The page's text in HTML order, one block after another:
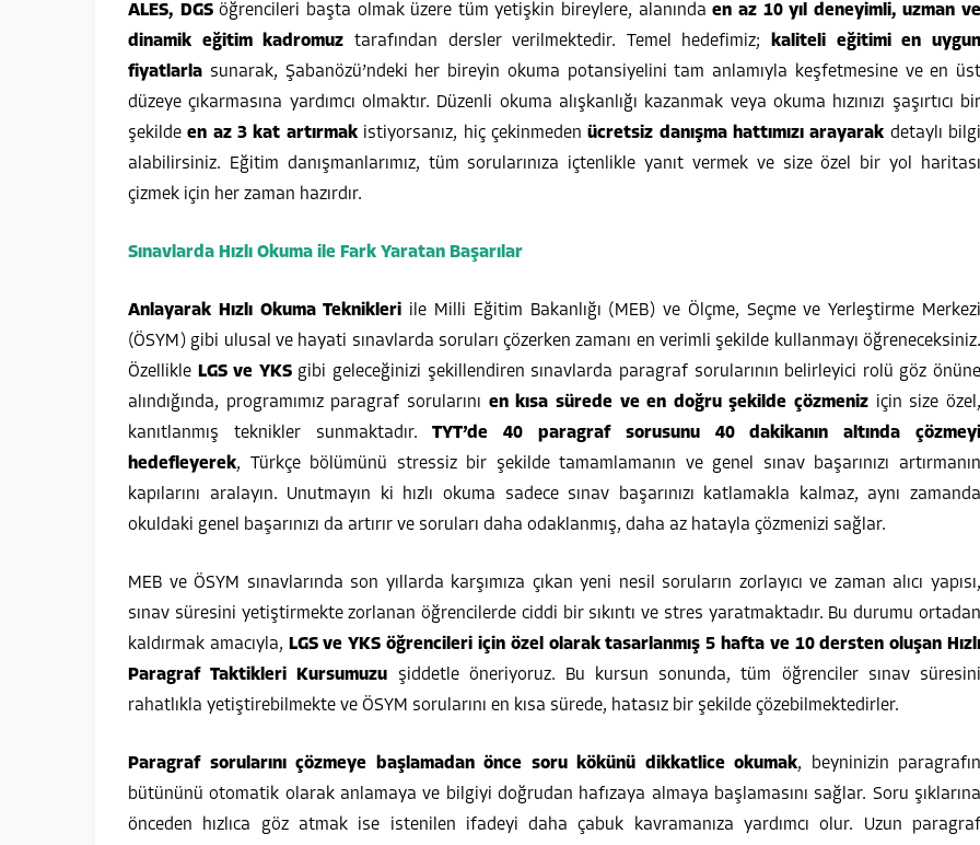
ALES, DGSöğrencileri başta olmak üzere tüm yetişkin bireylere, alanındaen az 10 yıl deneyimli, uzman ve
dinamik eğitim kadromuz tarafından dersler verilmektedir. Temel hedefimiz;
kaliteli eğitimi en uygun
fiyatlarla sunarak, Şabanözü’ndeki her bireyin okuma potansiyelini tam anlamıyla keşfetmesine ve en üst
düzeye çıkarmasına yardımcı olmaktır. Düzenli okuma alışkanlığı kazanmak veya okuma hızınızı şaşırtıcı bir
şekildeen az 3 kat artırmakistiyorsanız, hiç çekinmedenücretsiz danışma hattımızı arayarak detaylı bilgi
alabilirsiniz. Eğitim danışmanlarımız, tüm sorularınıza içtenlikle yanıt vermek ve size özel bir yol haritası
çizmek için her zaman hazırdır.
Sınavlarda Hızlı Okuma ile Fark Yaratan Başarılar
Anlayarak Hızlı Okuma Teknikleri ile Milli Eğitim Bakanlığı (MEB) ve Ölçme, Seçme ve Yerleştirme Merkezi
(ÖSYM) gibi ulusal ve hayati sınavlarda soruları çözerken zamanı en verimli şekilde kullanmayı öğreneceksiniz.
Özellikle LGS ve YKSgibi geleceğinizi şekillendiren sınavlarda paragraf sorularının belirleyici rolü göz önüne
alındığında, programımız paragraf sorularını en kısa sürede ve en doğru şekilde çözmeniz için size özel,
kanıtlanmış teknikler sunmaktadır.TYT’de 40 paragraf sorusunu 40 dakikanın altında çözmeyi
hedefleyerek, Türkçe bölümünü stressiz bir şekilde tamamlamanın ve genel sınav başarınızı artırmanın
kapılarını aralayın. Unutmayın ki hızlı okuma sadece sınav başarınızı katlamakla kalmaz, aynı zamanda
okuldaki genel başarınızı da artırır ve soruları daha odaklanmış, daha az hatayla çözmenizi sağlar.
MEB ve ÖSYM sınavlarında son yıllarda karşımıza çıkan yeni nesil soruların zorlayıcı ve zaman alıcı yapısı,
sınav süresini yetiştirmekte zorlanan öğrencilerde ciddi bir sıkıntı ve stres yaratmaktadır. Bu durumu ortadan
kaldırmak amacıyla, LGS ve YKS öğrencileri için özel olarak tasarlanmış 5 hafta ve 10 dersten oluşan Hızlı
Paragraf Taktikleri Kursumuzu şiddetle öneriyoruz. Bu kursun sonunda, tüm öğrenciler sınav süresini
rahatlıkla yetiştirebilmekte ve ÖSYM sorularını en kısa sürede, hatasız bir şekilde çözebilmektedirler.
Paragraf sorularını çözmeye başlamadan önce soru kökünü dikkatlice okumak, beyninizin paragrafın
bütününü otomatik olarak anlamaya ve bilgiyi doğrudan hafızaya almaya başlamasını sağlar. Soru şıklarına
önceden hızlıca göz atmak ise istenilen ifadeyi daha çabuk kavramanıza yardımcı olur. Uzun paragraf